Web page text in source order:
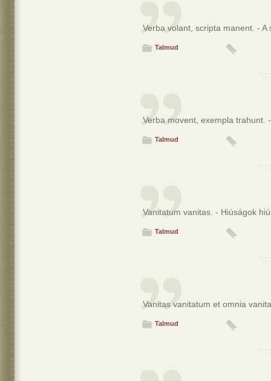
Verba volant, scripta manent. -
Talmud
Verba movent, exempla trahunt.
Talmud
Vanitatum vanitas. - Hiúságok
Talmud
Vanitas vanitatum et omnia
Talmud